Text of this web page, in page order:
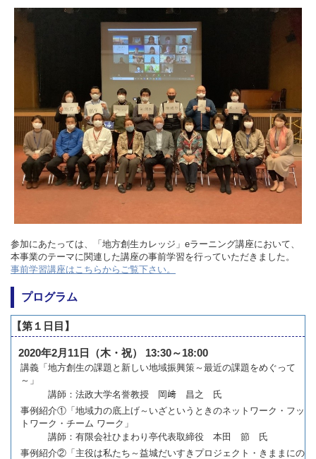
参加にあたっては、「地方創生カレッジ」eラーニング講座において、
本事業のテーマに関連した講座の事前学習を行っていただきました。
事前学習講座はこちらからご覧下さい。
プログラム
【第１日目】
2020年2月11日（木・祝） 13:30～18:00
講義「地方創生の課題と新しい地域振興策～最近の課題をめぐって
～」
講師：法政大学名誉教授 岡﨑 昌之 氏
事例紹介①「地域力の底上げ～いざというときのネットワーク・フッ
トワーク・チーム ワーク」
講師：有限会社ひまわり亭代表取締役 本田 節 氏
事例紹介②「主役は私たち～益城だいすきプロジェクト・きままにの